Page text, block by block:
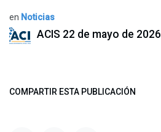
en Noticias
ACIS 22 de mayo de 2026
COMPARTIR ESTA PUBLICACIÓN